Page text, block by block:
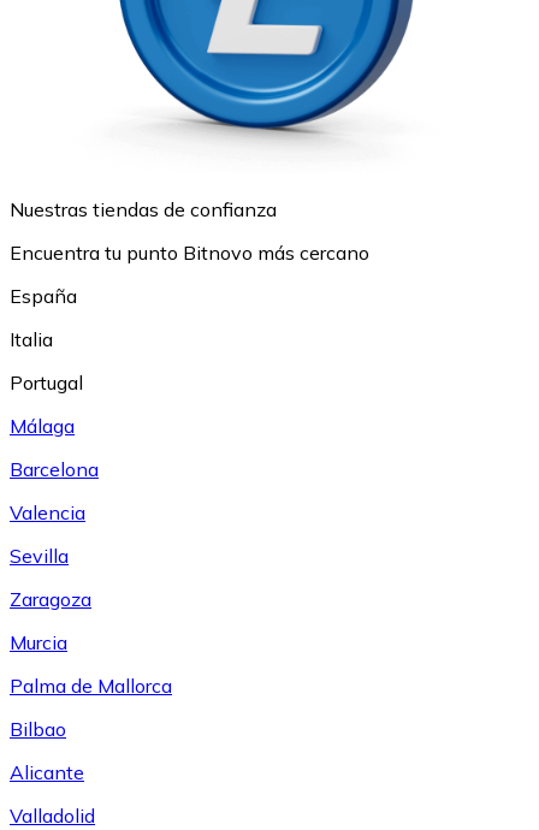
Nuestras tiendas de confianza
Encuentra tu punto Bitnovo más cercano
España
Italia
Portugal
Málaga
Barcelona
Valencia
Sevilla
Zaragoza
Murcia
Palma de Mallorca
Bilbao
Alicante
Valladolid